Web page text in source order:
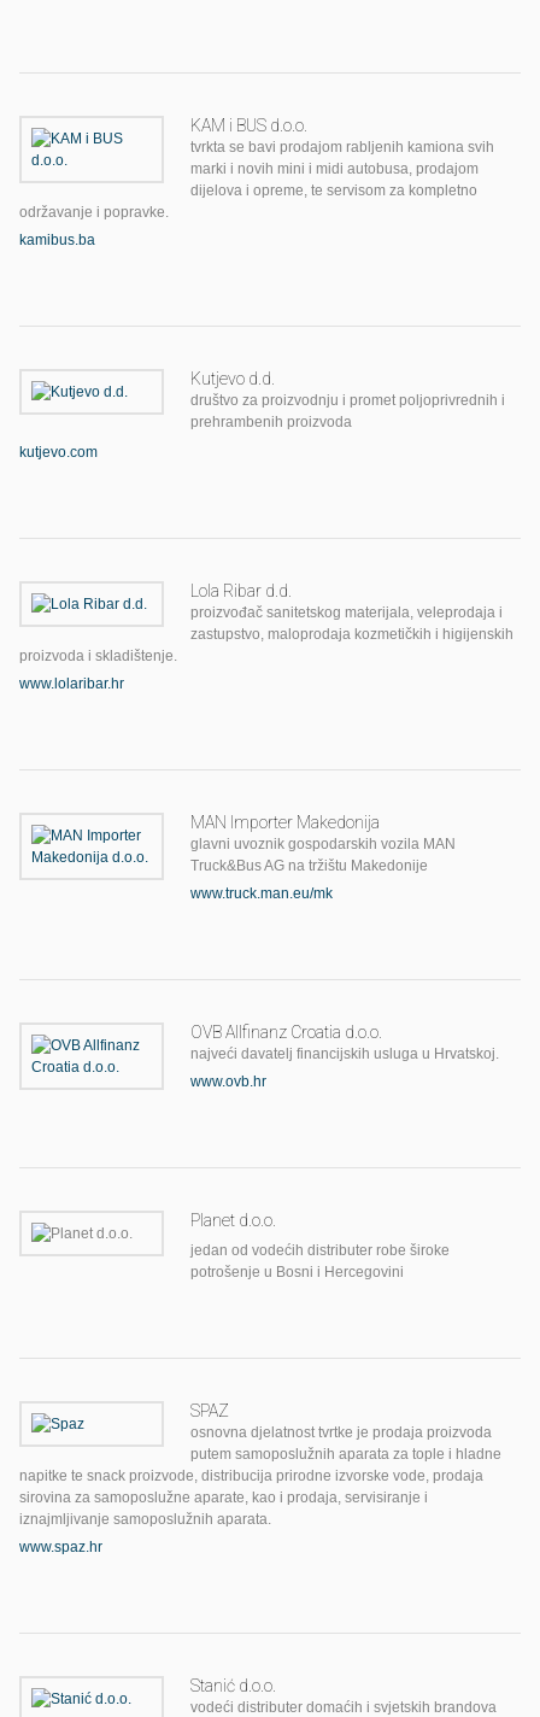
KAM i BUS d.o.o.
tvrkta se bavi prodajom rabljenih kamiona svih
marki i novih mini i midi autobusa, prodajom
dijelova i opreme, te servisom za kompletno
održavanje i popravke.
kamibus.ba
Kutjevo d.d.
društvo za proizvodnju i promet poljoprivrednih i
prehrambenih proizvoda
kutjevo.com
Lola Ribar d.d.
proizvođač sanitetskog materijala, veleprodaja i
zastupstvo, maloprodaja kozmetičkih i higijenskih
proizvoda i skladištenje.
www.lolaribar.hr
MAN Importer Makedonija
glavni uvoznik gospodarskih vozila MAN
Truck&Bus AG na tržištu Makedonije
www.truck.man.eu/mk
OVB Allfinanz Croatia d.o.o.
najveći davatelj financijskih usluga u Hrvatskoj.
www.ovb.hr
Planet d.o.o.
jedan od vodećih distributer robe široke
potrošenje u Bosni i Hercegovini
SPAZ
osnovna djelatnost tvrtke je prodaja proizvoda
putem samoposlužnih aparata za tople i hladne
napitke te snack proizvode, distribucija prirodne izvorske vode, prodaja
sirovina za samoposlužne aparate, kao i prodaja, servisiranje i
iznajmljivanje samoposlužnih aparata.
www.spaz.hr
Stanić d.o.o.
vodeći distributer domaćih i svjetskih brandova